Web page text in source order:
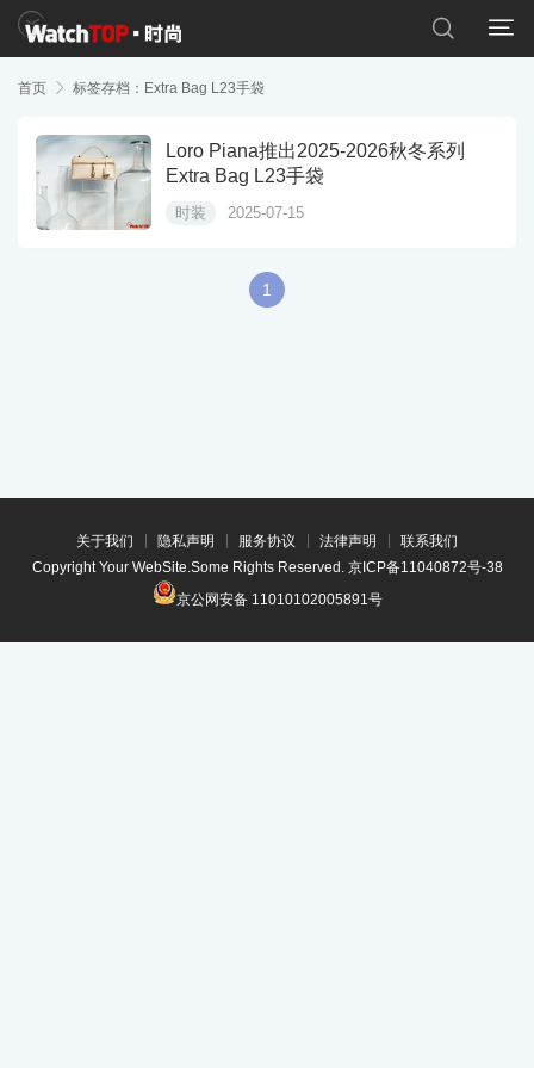


首页  标签存档：Extra Bag L23手袋
Loro Piana推出2025-2026秋冬系列
Extra Bag L23手袋
时装 2025-07-15
1
关于我们 隐私声明 服务协议 法律声明
联系我们
Copyright Your WebSite.Some Rights Reserved. 京ICP备11040872号-38
京公网安备 11010102005891号